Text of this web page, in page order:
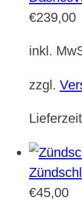
€239,00
inkl.
zzgl.
€45,00